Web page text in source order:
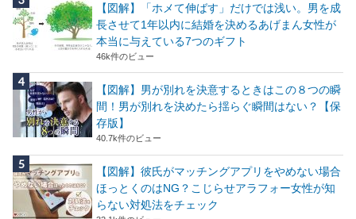
【図解】「ホメて伸ばす」だけでは浅い。男を成
長させて1年以内に結婚を決めるあげまん女性が
本当に与えている7つのギフト
46k件のビュー
【図解】男が別れを決意するときはこの８つの瞬
間！男が別れを決めたら揺らぐ瞬間はない？【保
存版】
40.7k件のビュー
【図解】彼氏がマッチングアプリをやめない場合
ほっとくのはNG？こじらせアラフォー女性が知
らない対処法をチェック